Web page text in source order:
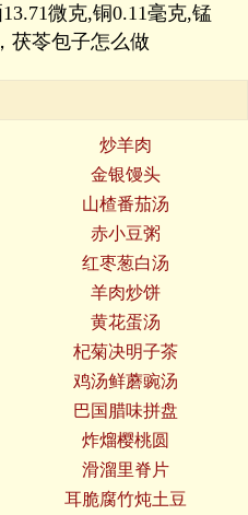
微克,铜0.11毫克,锰
茯苓包子怎么做
炒羊肉
金银馒头
山楂番茄汤
赤小豆粥
红枣葱白汤
羊肉炒饼
黄花蛋汤
杞菊决明子茶
鸡汤鲜蘑豌汤
巴国腊味拼盘
炸熘樱桃圆
滑溜里脊片
耳脆腐竹炖土豆